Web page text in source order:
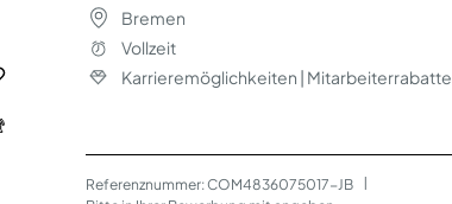
Bremen
Vollzeit
Karrieremöglichkeiten | Mitarbeiterrabatte
Referenznummer: COM4836075017-JB